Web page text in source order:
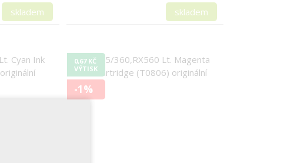
skladem skladem
0,67 KČ
VÝTISK
-1%